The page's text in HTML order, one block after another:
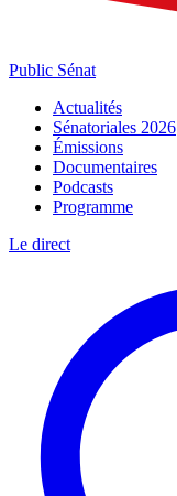
Public Sénat
Actualités
Sénatoriales 2026
Émissions
Documentaires
Podcasts
Programme
Le direct